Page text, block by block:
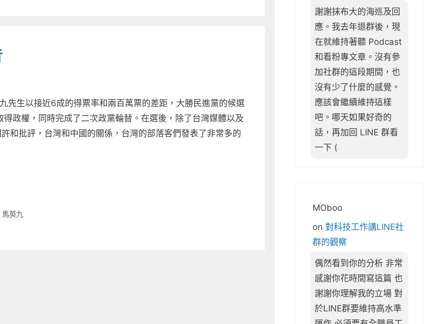
先生以接近6成的得票率和兩百萬票的差距，大勝民進黨的候選
政權，同時完成了二次政黨輪替。在選後，除了台灣媒體以及
和批評，台灣和中國的關係，台灣的部落客們發表了非常多的
馬英九
謝謝抹布大的海巡及回
應。我去年退群後，現
在就維持著聽 Podcast
和看粉專文章。沒有參
加社群的這段期間，也
沒有少了什麼的感覺。
應該會繼續維持這樣
吧。哪天如果好奇的
話，再加回 LINE 群看
一下 (
MOboo
on 對科技工作講LINE社
群的觀察
偶然看到你的分析 非常
感謝你花時間寫這篇 也
謝謝你理解我的立場 對
於LINE群要維持高水準